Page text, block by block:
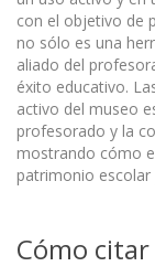
con el objetivo de
no sólo es una
aliado del
éxito educativo.
activo del museo
profesorado y la
mostrando cómo
patrimonio
Cómo citar